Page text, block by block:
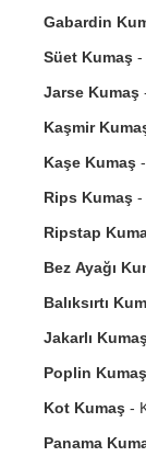
Gabardin
Süet Kumaş -
Jarse Kumaş
Kaşmir
Kaşe Kumaş
Rips Kumaş -
Ripstap
Bez Ayağı
Balıksırtı
Jakarlı Kumaş
Poplin Kumaş
Kot Kumaş -
Panama